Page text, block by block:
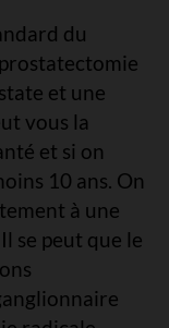
du
et une
vous la
et si on
10 ans. On
à une
se peut que le